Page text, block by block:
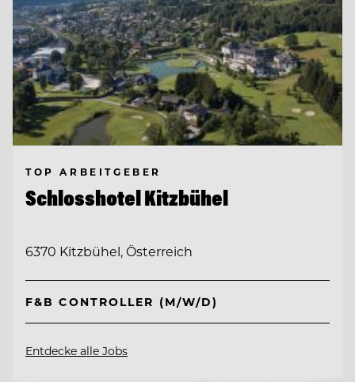
TOP ARBEITGEBER
Schlosshotel Kitzbühel
6370 Kitzbühel, Österreich
F&B CONTROLLER (M/W/D)
Entdecke alle Jobs